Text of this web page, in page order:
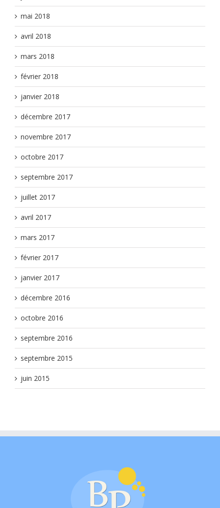
mai 2018
avril 2018
mars 2018
février 2018
janvier 2018
décembre 2017
novembre 2017
octobre 2017
septembre 2017
juillet 2017
avril 2017
mars 2017
février 2017
janvier 2017
décembre 2016
octobre 2016
septembre 2016
septembre 2015
juin 2015